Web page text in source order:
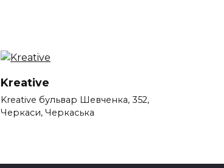
Kreative
Kreative бульвар Шевченка, 352,
Черкаси, Черкаська